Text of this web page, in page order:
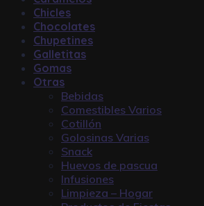
Chicles
Chocolates
Chupetines
Galletitas
Gomas
Otras
Bebidas
Comestibles Varios
Cotillón
Golosinas Varias
Snack
Huevos de pascua
Infusiones
Limpieza – Hogar